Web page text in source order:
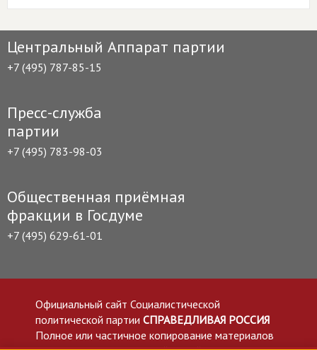
Центральный Аппарат партии
+7 (495) 787-85-15
Пресс-служба
партии
+7 (495) 783-98-03
Общественная приёмная
фракции в Госдуме
+7 (495) 629-61-01
Официальный сайт Социалистической
политической партии СПРАВЕДЛИВАЯ РОССИЯ
Полное или частичное копирование материалов